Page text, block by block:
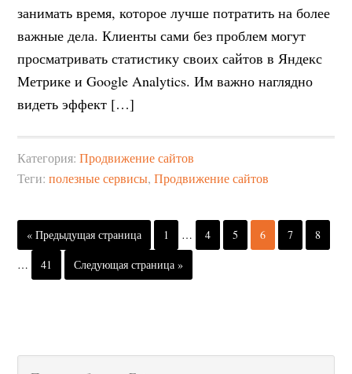
занимать время, которое лучше потратить на более
важные дела. Клиенты сами без проблем могут
просматривать статистику своих сайтов в Яндекс
Метрике и Google Analytics. Им важно наглядно
видеть эффект […]
Категория:Продвижение сайтов
Теги:полезные сервисы,Продвижение сайтов
« Предыдущая страница 1 … 4 5 6 7
8
…
41 Следующая страница »